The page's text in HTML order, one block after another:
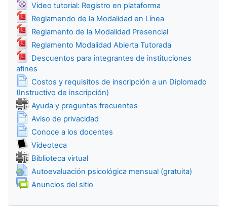
Video tutorial: Registro en plataforma
Reglamendo de la Modalidad en Línea
Reglamento de la Modalidad PresencialArchivo
Reglamento Modalidad Abierta Tutorada
Descuentos para integrantes de instituciones
afines
Costos y requisitos de inscripción a un Diplomado
(Instructivo de inscripción)
Ayuda y preguntas frecuentes
Aviso de privacidad
Conoce a los docentes
Videoteca
Biblioteca virtualWiki
Autoevaluación psicológica mensual (gratuita)
Anuncios del sitio